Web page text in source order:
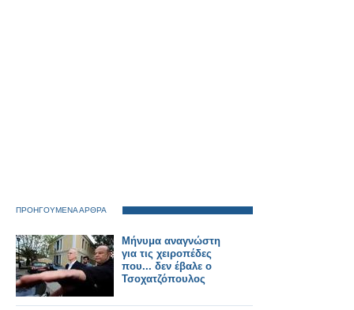
ΠΡΟΗΓΟΥΜΕΝΑ ΑΡΘΡΑ
Μήνυμα αναγνώστη
για τις χειροπέδες
που... δεν έβαλε ο
Τσοχατζόπουλος